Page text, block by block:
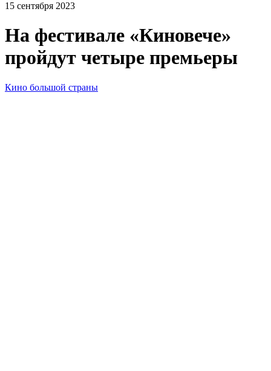
15 сентября 2023
На фестивале «Киновече»
пройдут четыре премьеры
Кино большой страны